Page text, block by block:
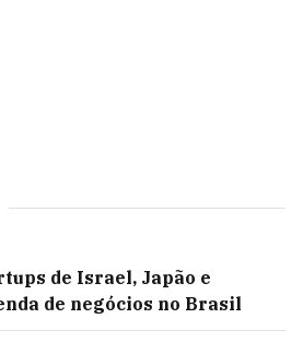
de Israel, Japão e
de negócios no Brasil